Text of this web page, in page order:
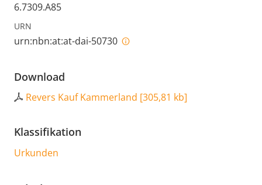
6.7309.A85
URN
urn:nbn:at:at-dai-50730
Download
Revers Kauf Kammerland [305,81 kb]
Klassifikation
Urkunden